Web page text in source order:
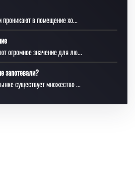
в помещение хо...
огромное значение для лю...
запотевали?
существует множество ...